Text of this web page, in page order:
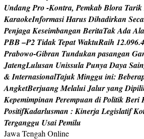
UndangPro -Kontra, Pemkab Blora Tarik
KaraokeInformasiHarusDihadirkan Seca
PenjagaKeseimbangan BeritaTakAdaAla
PBB –P2 Tidak Tepat WaktuRaih 12.096.4
Prabowo-Gibran Tundukan pasangan Ga
JatengLulusan UnissulaPunyaDayaSain
& InternasionalTajukMinggu ini: Bebera
AngketBerjuangMelaluiJaluryangDipili
Kepemimpinan Perempuan diPolitikBeri
PositifKadarlusman : KinerjaLegislatifKo
Terganggu UsaiPemilu
Jawa Tengah Online